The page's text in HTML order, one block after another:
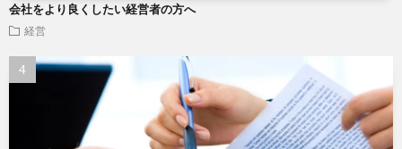
会社をより良くしたい経営者の方へ
経営